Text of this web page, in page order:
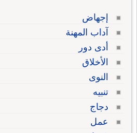
إجهاض
آداب المهنة
أدى دور
الأخلاق
النوى
تنبيه
دجاج
عمل